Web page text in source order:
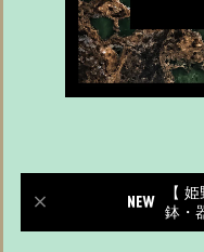
【
鉢・